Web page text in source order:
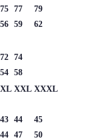
75 77
79
56 59
62
72 74
54 58
XL XXL XXXL
43 44
45
44 47
50